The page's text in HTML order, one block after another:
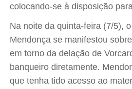
colocando-se à disposição
Na noite da quinta-feira (7/5),
Mendonça se manifestou
em torno da delação de
banqueiro diretamente.
que tenha tido acesso ao